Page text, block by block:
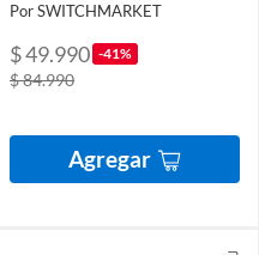
Por SWITCHMARKET
$ 49.990 -41%
$ 84.990
Agregar